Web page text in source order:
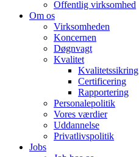
Offentlig virksomhed
Om os
Virksomheden
Koncernen
Døgnvagt
Kvalitet
Kvalitetssikring
Certificering
Rapportering
Personalepolitik
Vores værdier
Uddannelse
Privatlivspolitik
Jobs